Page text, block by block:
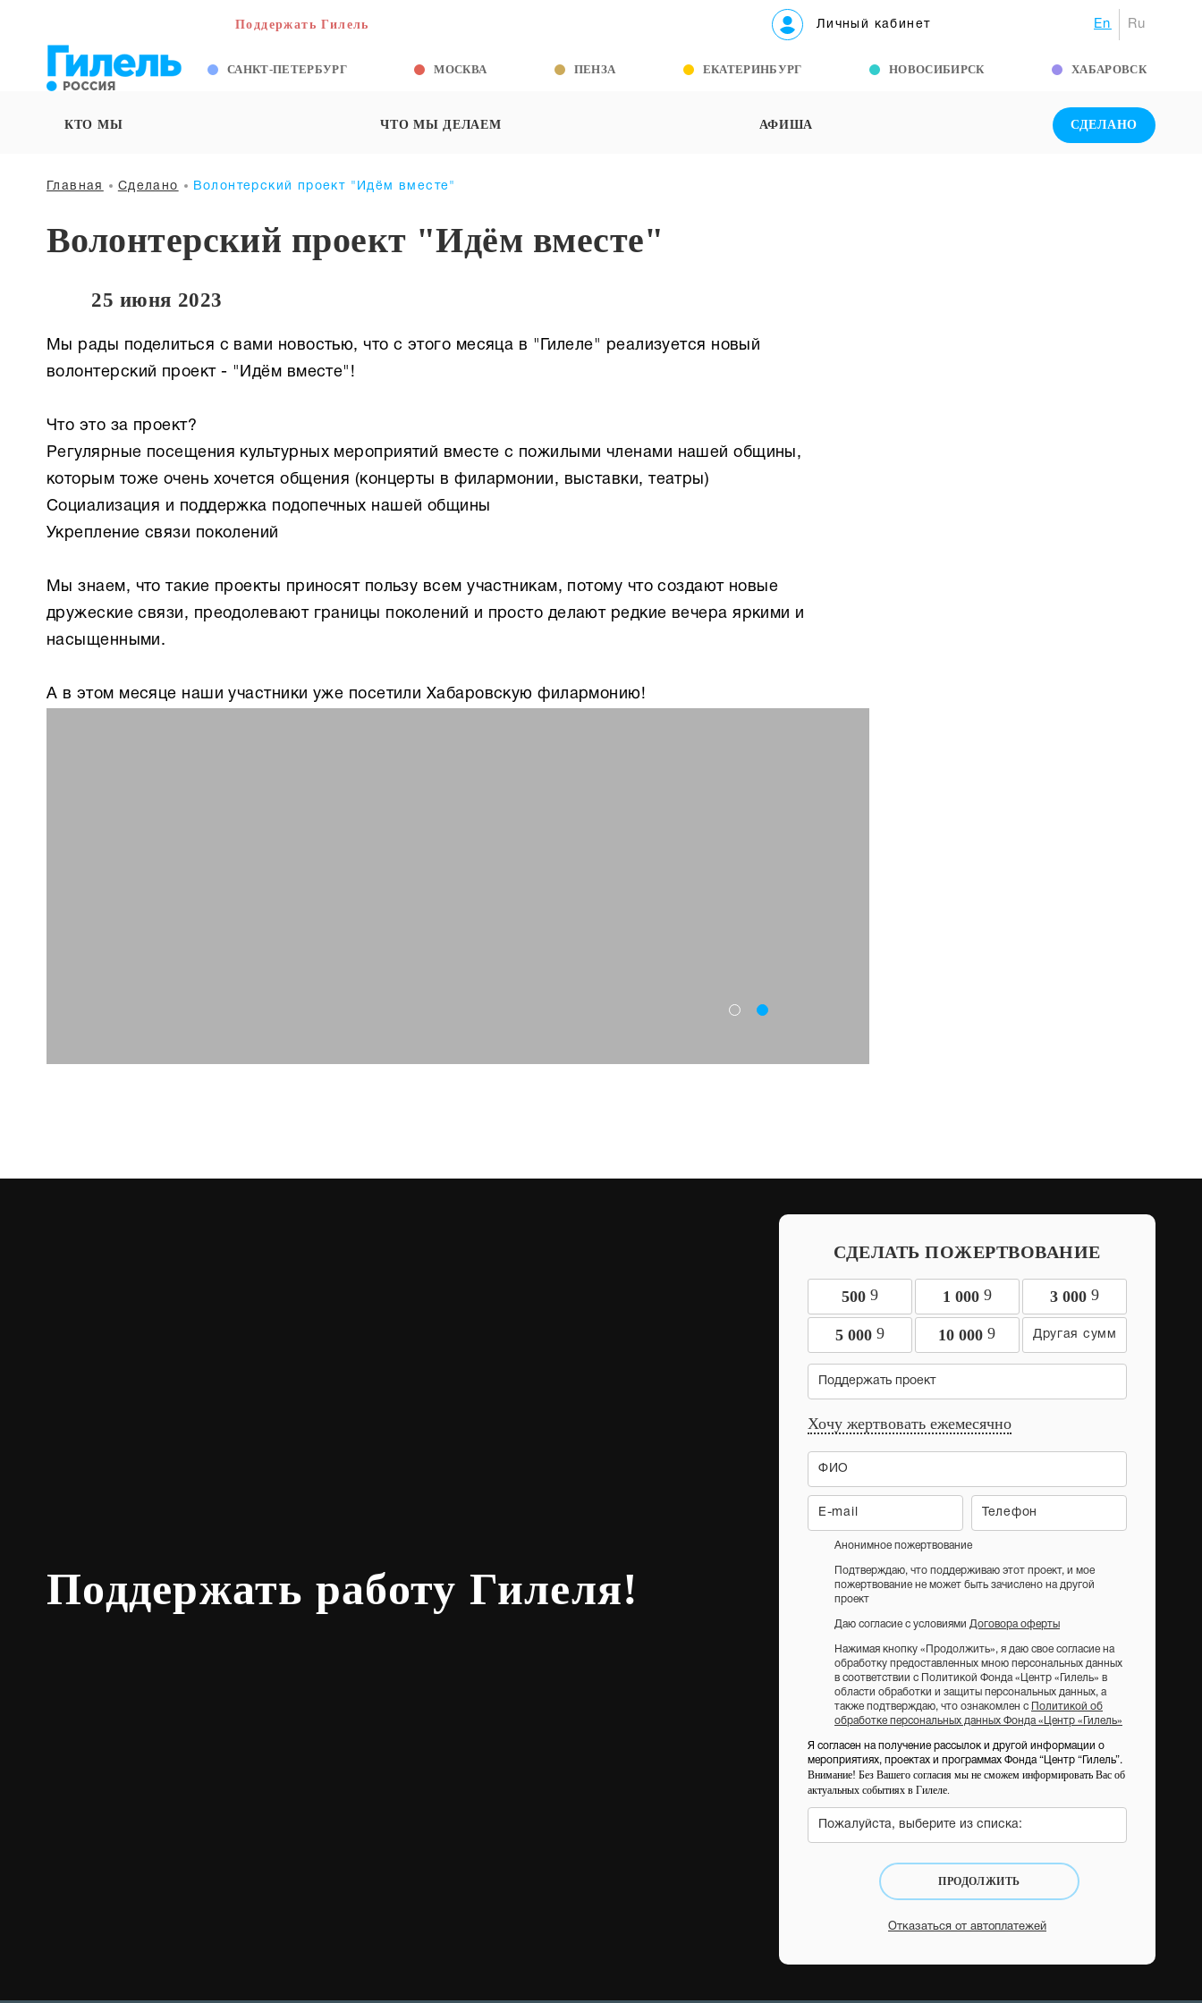
Поддержать Гилель Личный кабинет En Ru
САНКТ-ПЕТЕРБУРГ МОСКВА ПЕНЗА ЕКАТЕРИНБУРГ НОВОСИБИРСК ХАБАРОВСК
КТО МЫ ЧТО МЫ ДЕЛАЕМ АФИША СДЕЛАНО
Главная Сделано Волонтерский проект "Идём вместе"
Волонтерский проект "Идём вместе"
25 июня 2023
Мы рады поделиться с вами новостью, что с этого месяца в "Гилеле" реализуется новый
волонтерский проект - "Идём вместе"!
Что это за проект?
Регулярные посещения культурных мероприятий вместе с пожилыми членами нашей общины,
которым тоже очень хочется общения (концерты в филармонии, выставки, театры)
Социализация и поддержка подопечных нашей общины
Укрепление связи поколений
Мы знаем, что такие проекты приносят пользу всем участникам, потому что создают новые
дружеские связи, преодолевают границы поколений и просто делают редкие вечера яркими и
насыщенными.
А в этом месяце наши участники уже посетили Хабаровскую филармонию!
Поддержать работу Гилеля!
СДЕЛАТЬ ПОЖЕРТВОВАНИЕ
500 9 1 000 9 3 000 9
5 000 9 10 0009
Поддержать проект
Хочу жертвовать ежемесячно
Анонимное пожертвование
Подтверждаю, что поддерживаю этот проект, и мое
пожертвование не может быть зачислено на другой
проект
Даю согласие с условиями Договора оферты
Нажимая кнопку «Продолжить», я даю свое согласие на
обработку предоставленных мною персональных данных
в соответствии с Политикой Фонда «Центр «Гилель» в
области обработки и защиты персональных данных, а
также подтверждаю, что ознакомлен с
Политикой об
обработке персональных данных Фонда «Центр «Гилель»
Я согласен на получение рассылок и другой информации о
мероприятиях, проектах и программах Фонда “Центр “Гилель”.
Внимание! Без Вашего согласия мы не сможем информировать Вас об
актуальных событиях в Гилеле.
Пожалуйста, выберите из списка:
ПРОДОЛЖИТЬ
Отказаться от автоплатежей